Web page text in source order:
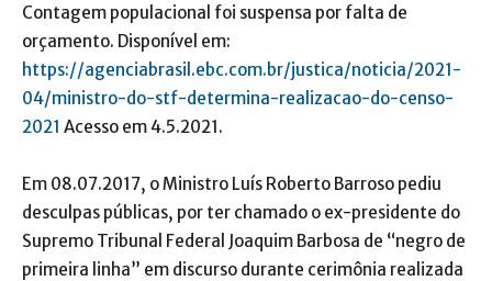
Contagem populacional foi suspensa por falta de
orçamento. Disponível em:
https://agenciabrasil.ebc.com.br/justica/noticia/2021-
04/ministro-do-stf-determina-realizacao-do-censo-
2021 Acesso em 4.5.2021.
Em 08.07.2017, o Ministro Luís Roberto Barroso pediu
desculpas públicas, por ter chamado o ex-presidente do
Supremo Tribunal Federal Joaquim Barbosa de “negro de
primeira linha” em discurso durante cerimônia realizada